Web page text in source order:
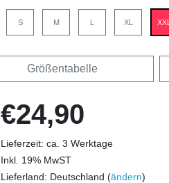
S M L XL XXL
Größentabelle
€24,90
Lieferzeit: ca. 3 Werktage
Inkl. 19% MwST
Lieferland: Deutschland (ändern)